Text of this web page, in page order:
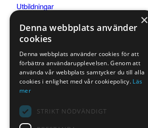
Utbildningar
Om oss
Köpvillkor
Kontakta oss
UTBILDNINGAR
Handledarkurs
×
Denna webbplats använder
cookies
Denna webbplats använder cookies för att
förbättra användarupplevelsen. Genom att
använda vår webbplats samtycker du till alla
cookies i enlighet med vår cookiepolicy. Läs
mer
STRIKT NÖDVÄNDIGT